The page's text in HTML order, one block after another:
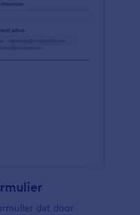
dat door